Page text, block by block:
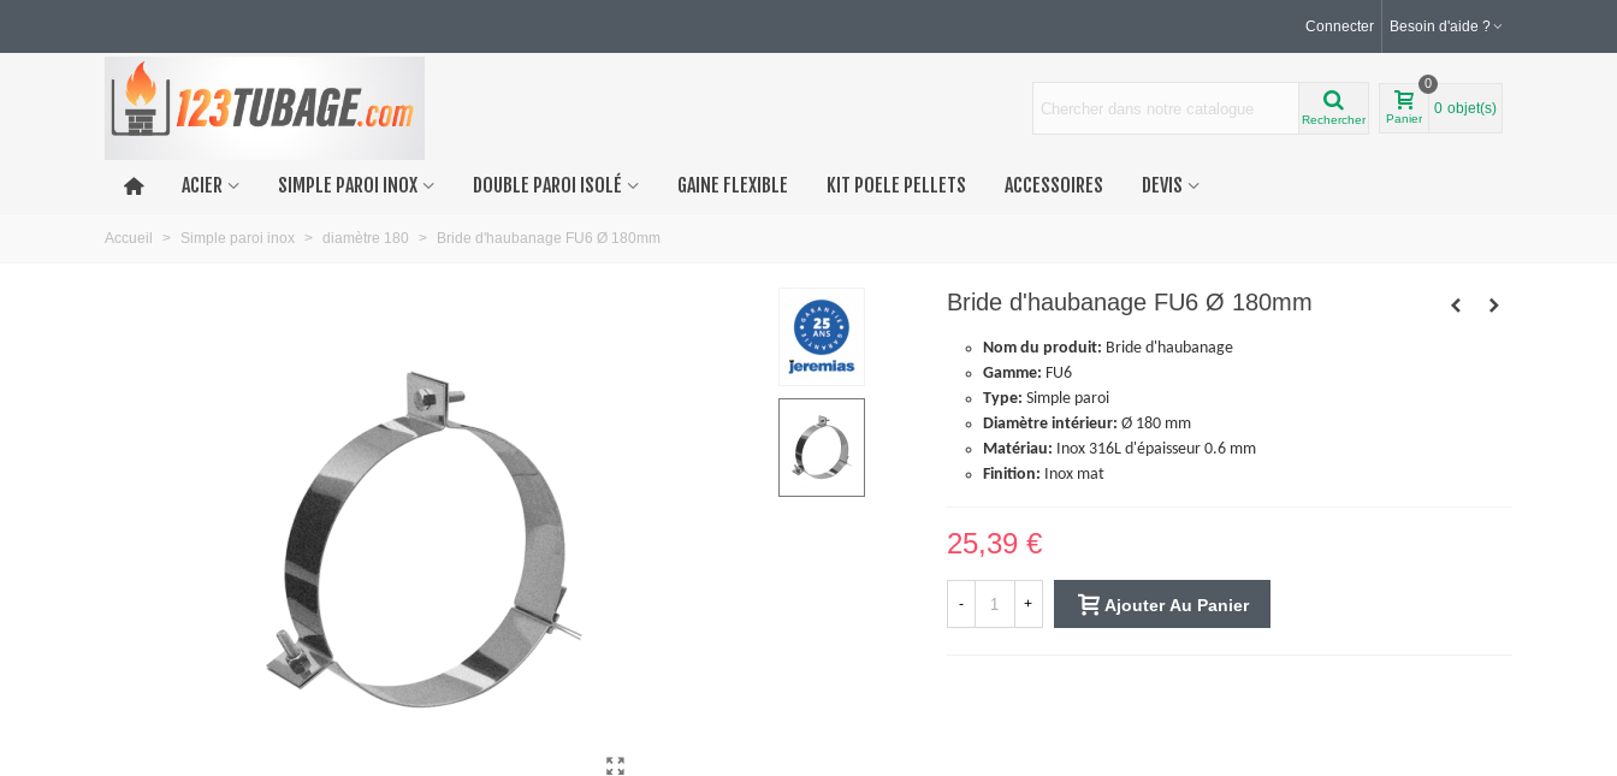
Connecter Besoin d'aide ?
Rechercher Panier
0
0 objet(s)
ACIER SIMPLE PAROI INOX DOUBLE PAROI ISOLÉ GAINE FLEXIBLE KIT POELE PELLETS ACCESSOIRES DEVIS
Accueil > Simple paroi inox > diamètre 180 > Bride d'haubanage FU6 Ø 180mm
Bride d'haubanage FU6 Ø 180mm
Nom du produit: Bride d'haubanage
Gamme: FU6
Type: Simple paroi
Diamètre intérieur: Ø 180 mm
Matériau: Inox 316L d'épaisseur 0.6 mm
Finition: Inox mat
25,39 €
- + Ajouter Au Panier